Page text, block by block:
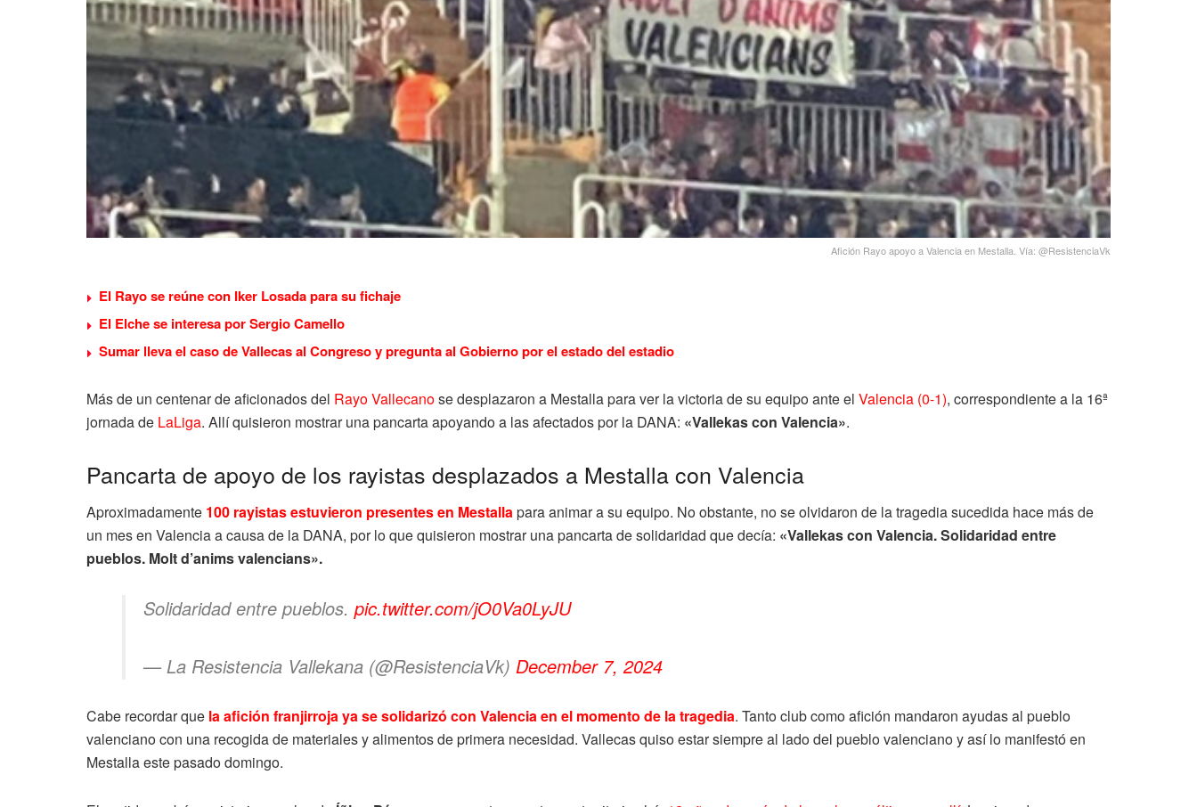
Afición Rayo apoyo a Valencia en Mestalla. Vía: @ResistenciaVk
El Rayo se reúne con Iker Losada para su fichaje
El Elche se interesa por Sergio Camello
Sumar lleva el caso de Vallecas al Congreso y pregunta al Gobierno por el estado del estadio
Más de un centenar de aficionados del Rayo Vallecanose desplazaron a Mestalla para ver la victoria de su equipo ante el Valencia (0-1), correspondiente a la 16ª
jornada de LaLiga. Allí quisieron mostrar una pancarta apoyando a las afectados por la DANA: «Vallekas con Valencia».
Pancarta de apoyo de los rayistas desplazados a Mestalla con Valencia
Aproximadamente 100 rayistas estuvieron presentes en Mestallapara animar a su equipo. No obstante, no se olvidaron de la tragedia sucedida hace más de
un mes en Valencia a causa de la DANA, por lo que quisieron mostrar una pancarta de solidaridad que decía: «Vallekas con Valencia. Solidaridad entre
pueblos. Molt d’anims valencians».
Solidaridad entre pueblos. pic.twitter.com/jO0Va0LyJU
— La Resistencia Vallekana (@ResistenciaVk) December 7, 2024
Cabe recordar que la afición franjirroja ya se solidarizó con Valencia en el momento de la tragedia. Tanto club como afición mandaron ayudas al pueblo
valenciano con una recogida de materiales y alimentos de primera necesidad. Vallecas quiso estar siempre al lado del pueblo valenciano y así lo manifestó en
Mestalla este pasado domingo.